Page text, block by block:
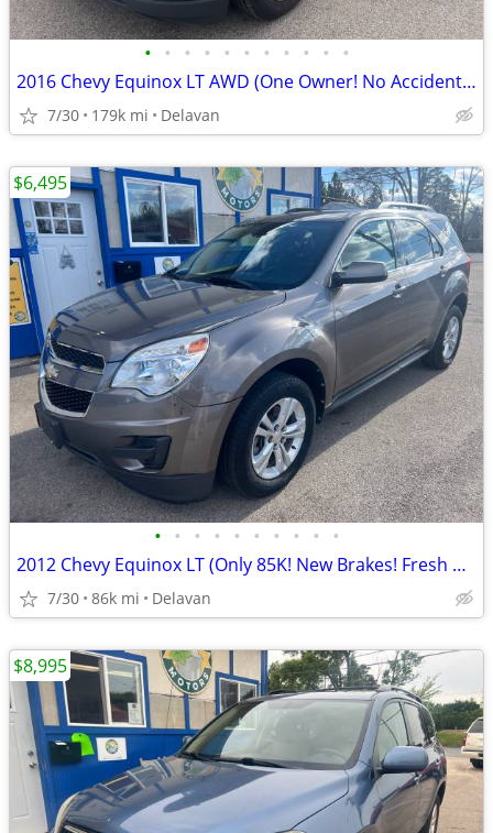
• • • • • • • • • • •
2016 Chevy Equinox LT AWD (One Owner! No Accidents! New Tires!)
7/30 179k mi Delavan
• • • • • • • • • •
2012 Chevy Equinox LT (Only 85K! New Brakes! Fresh Oil!)
7/30 86k mi Delavan
$6,495
$8,995